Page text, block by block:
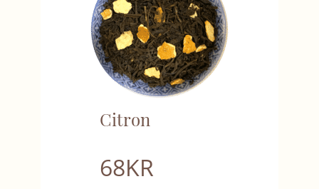
Citron
68KR